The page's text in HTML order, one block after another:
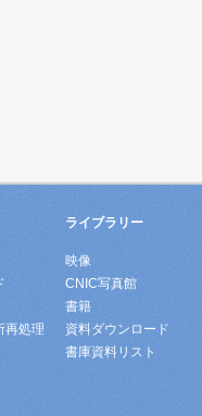
再処理
ライブラリー
映像
CNIC写真館
書籍
資料ダウンロード
書庫資料リスト